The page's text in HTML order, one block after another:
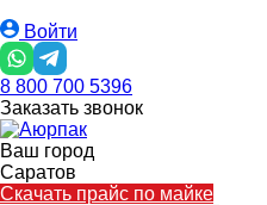
Войти
8 800 700 5396
Заказать звонок
Ваш город
Саратов
Скачать прайс по майке